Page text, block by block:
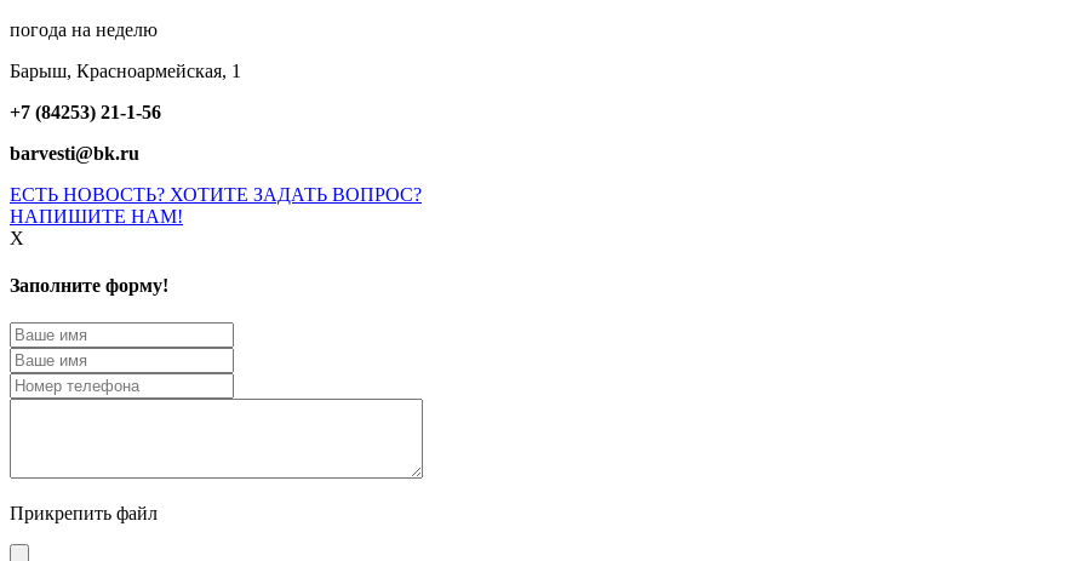
погода на неделю
Барыш, Красноармейская, 1
+7 (84253) 21-1-56
barvesti@bk.ru
ЕСТЬ НОВОСТЬ? ХОТИТЕ ЗАДАТЬ ВОПРОС?
НАПИШИТЕ НАМ!
X
Заполните форму!
Прикрепить файл